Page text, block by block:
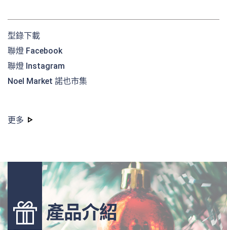
型錄下載
聯燈 Facebook
聯燈 Instagram
Noel Market 諾也市集
更多
產品介紹